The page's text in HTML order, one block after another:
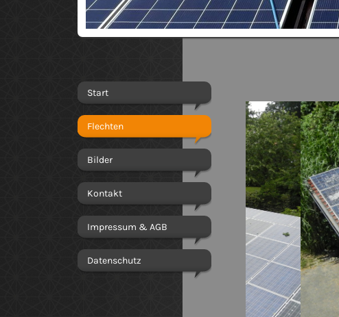
Start
Flechten
Bilder
Kontakt
Impressum & AGB
Datenschutz